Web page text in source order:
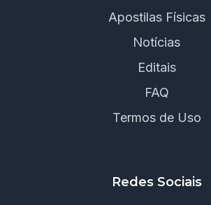
Apostilas Físicas
Notícias
Editais
FAQ
Termos de Uso
Redes Sociais